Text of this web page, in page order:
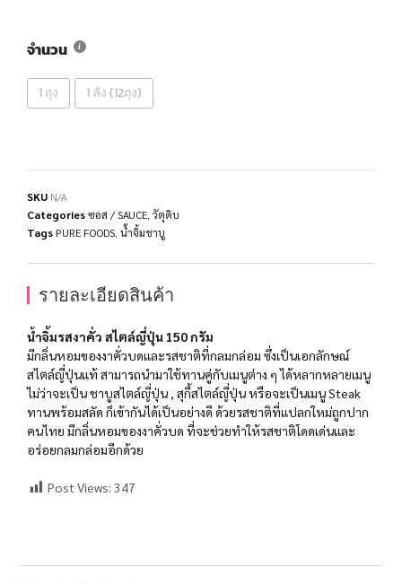
จำนวน
1 ถุง 1 ลัง (12ถุง)
SKU N/A
Categoriesซอส / SAUCE วัตุดิบ
Tags PURE FOODS น้ำจิ้มชาบู
รายละเอียดสินค้า
น้ำจิ้มรสงาคั่ว สไตล์ญี่ปุ่น 150 กรัม
มีกลิ่นหอมของงาคั่วบดและรสชาติที่กลมกล่อม ซึ่งเป็นเอกลักษณ์
สไตล์ญี่ปุ่นแท้ สามารถนำมาใช้ทานคู่กับเมนูต่าง ๆ ได้หลากหลายเมนู
ไม่ว่าจะเป็น ชาบูสไตล์ญี่ปุ่น , สุกี้สไตล์ญี่ปุ่น หรือจะเป็นเมนู Steak
ทานพร้อมสลัด ก็เข้ากันได้เป็นอย่างดี ด้วยรสชาติที่แปลกใหม่ถูกปาก
คนไทย มีกลิ่นหอมของงาคั่วบด ที่จะช่วยทำให้รสชาติโดดเด่นและ
อร่อยกลมกล่อมอีกด้วย
Post Views: 347